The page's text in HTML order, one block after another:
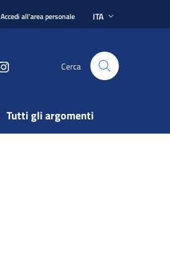
Accedi all'area personale ITA
Cerca
Tutti gli argomenti